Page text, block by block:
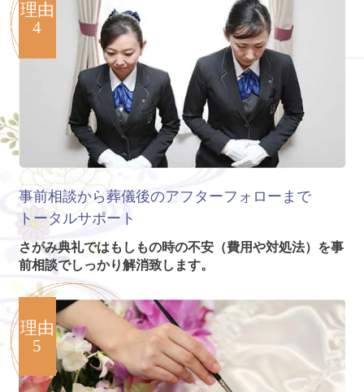
理由
4
事前相談から葬儀後のアフターフォローまで
トータルサポート
さがみ典礼ではもしもの時の不安（費用や対処法）を事
前相談でしっかり解消致します。
理由
5